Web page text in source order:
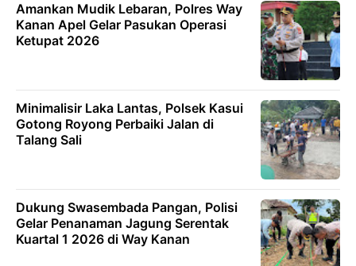
Amankan Mudik Lebaran, Polres Way
Kanan Apel Gelar Pasukan Operasi
Ketupat 2026
Minimalisir Laka Lantas, Polsek Kasui
Gotong Royong Perbaiki Jalan di
Talang Sali
Dukung Swasembada Pangan, Polisi
Gelar Penanaman Jagung Serentak
Kuartal 1 2026 di Way Kanan